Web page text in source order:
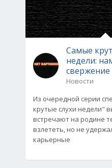
Самые
недели:
свержение
Новости
Из очередной серии
крутые слухи недели"
встречают на родине
взлететь, но не
карьерные